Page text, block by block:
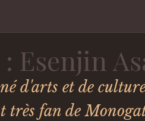
Esenjin
d'arts et de
très fan de